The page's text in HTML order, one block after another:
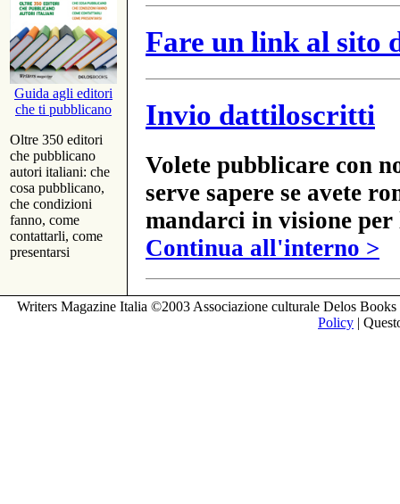
Guida agli editori
che ti pubblicano
Oltre 350 editori
che pubblicano
autori italiani: che
cosa pubblicano,
che condizioni
fanno, come
contattarli, come
presentarsi
Fare un link al sito
Invio dattiloscritti
Volete pubblicare con
serve sapere se avete
mandarci in visione
Continua all'interno >
Writers Magazine Italia ©2003 Associazione culturale Delos
Policy |